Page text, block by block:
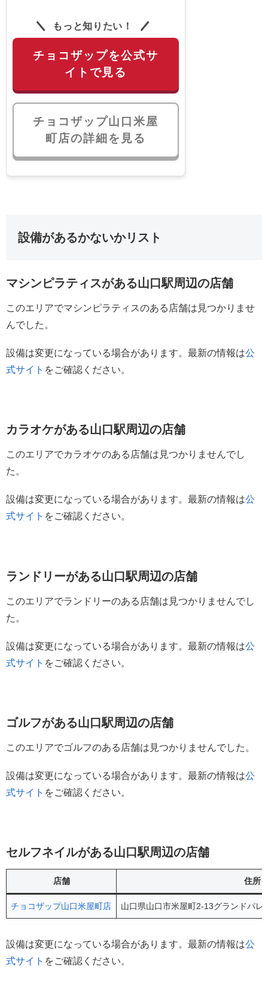
もっと知りたい！
チョコザップを公式サ
イトで見る
チョコザップ山口米屋
町店の詳細を見る
設備があるかないかリスト
マシンピラティスがある山口駅周辺の店舗
このエリアでマシンピラティスのある店舗は見つかりませ
んでした。
設備は変更になっている場合があります。最新の情報は公
式サイト をご確認ください。
カラオケがある山口駅周辺の店舗
このエリアでカラオケのある店舗は見つかりませんでし
た。
設備は変更になっている場合があります。最新の情報は公
式サイト をご確認ください。
ランドリーがある山口駅周辺の店舗
このエリアでランドリーのある店舗は見つかりませんでし
た。
設備は変更になっている場合があります。最新の情報は公
式サイト をご確認ください。
ゴルフがある山口駅周辺の店舗
このエリアでゴルフのある店舗は見つかりませんでした。
設備は変更になっている場合があります。最新の情報は公
式サイト をご確認ください。
セルフネイルがある山口駅周辺の店舗
店舗 住所
チョコザップ山口米屋町店 山口県山口市米屋町2-13グランドパ
設備は変更になっている場合があります。最新の情報は公
式サイト をご確認ください。